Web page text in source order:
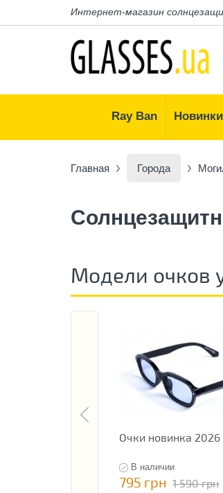
Интернет-магазин
Ray Ban
Главная Города
Модели очков
Очки новинка 2026
В наличии
795 грн 1 590 грн